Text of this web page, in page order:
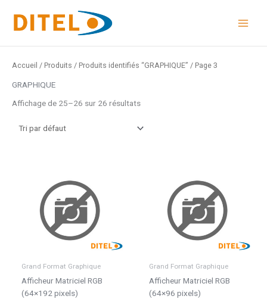
contenu
Accueil / Produits / Produits identifiés “GRAPHIQUE” / Page 3
GRAPHIQUE
Affichage de 25–26 sur 26 résultats
Grand Format Graphique
Afficheur Matriciel RGB
(64×192 pixels)
Grand Format Graphique
Afficheur Matriciel RGB
(64×96 pixels)